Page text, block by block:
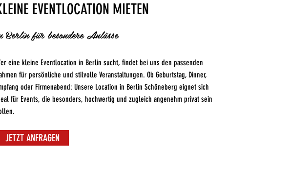
EVENTLOCATION MIETEN
Berlin für besondere Anlässe
eine kleine Eventlocation in Berlin sucht, findet bei uns den passenden
für persönliche und stilvolle Veranstaltungen. Ob Geburtstag, Dinner,
oder Firmenabend: Unsere Location in Berlin Schöneberg eignet sich
für Events, die besonders, hochwertig und zugleich angenehm privat sein
JETZT ANFRAGEN